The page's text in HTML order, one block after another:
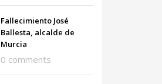
Fallecimiento José
Ballesta, alcalde de
Murcia
0 comments